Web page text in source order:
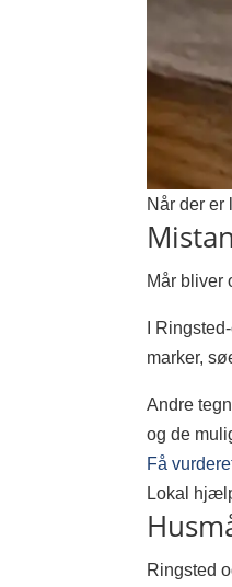
Når der er
Mår bliver
I
marker,
Andre
og de
Få
Lokal
Ringsted